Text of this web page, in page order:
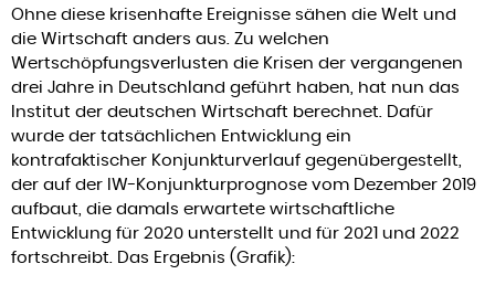
Ohne diese krisenhafte Ereignisse sähen die Welt und
die Wirtschaft anders aus. Zu welchen
Wertschöpfungsverlusten die Krisen der vergangenen
drei Jahre in Deutschland geführt haben, hat nun das
Institut der deutschen Wirtschaft berechnet. Dafür
wurde der tatsächlichen Entwicklung ein
kontrafaktischer Konjunkturverlauf gegenübergestellt,
der auf der IW-Konjunkturprognose vom Dezember 2019
aufbaut, die damals erwartete wirtschaftliche
Entwicklung für 2020 unterstellt und für 2021 und 2022
fortschreibt. Das Ergebnis (Grafik):